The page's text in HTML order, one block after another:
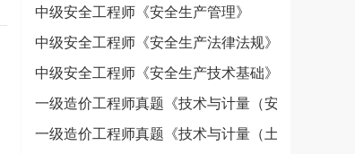
中级安全工程师《安全生产管理》
中级安全工程师《安全生产法律法规》
中级安全工程师《安全生产技术基础》
一级造价工程师真题《技术与计量（安装）》
一级造价工程师真题《技术与计量（土建）》